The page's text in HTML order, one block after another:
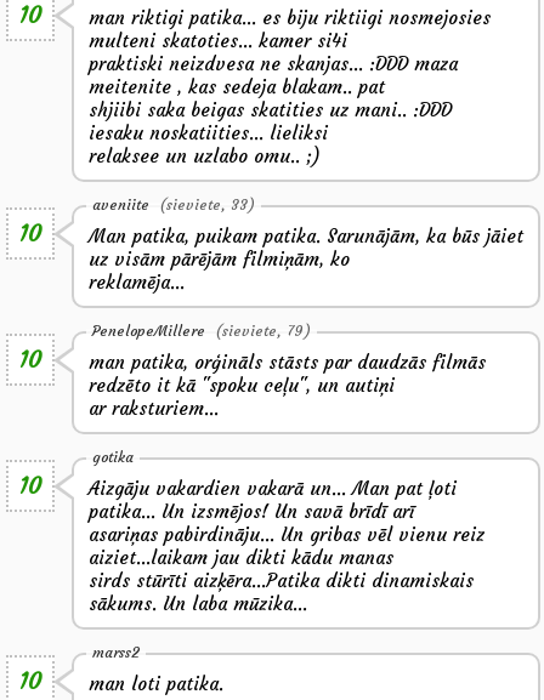
10
man riktigi patika... es biju riktiigi nosmejosies
multeni skatoties... kamer si4i
praktiski neizdvesa ne skanjas... :DDD maza
meitenite , kas sedeja blakam.. pat
shjiibi saka beigas skatities uz mani.. :DDD
iesaku noskatiities... lieliksi
relaksee un uzlabo omu.. ;)
10
aveniite (sieviete, 33)
Man patika, puikam patika. Sarunājām, ka būs jāiet
uz visām pārējām filmiņām, ko
reklamēja...
10
PenelopeMillere (sieviete, 79)
man patika, orģināls stāsts par daudzās filmās
redzēto it kā "spoku ceļu", un autiņi
ar raksturiem...
10
gotika
Aizgāju vakardien vakarā un... Man pat ļoti
patika... Un izsmējos! Un savā brīdī arī
asariņas pabirdināju... Un gribas vēl vienu reiz
aiziet...laikam jau dikti kādu manas
sirds stūrīti aizķēra...Patika dikti dinamiskais
sākums. Un laba mūzika...
10
marss2
man loti patika.